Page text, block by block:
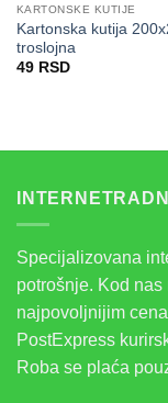
KARTONSKE KUTIJE
Kartonska kutija
troslojna
49 RSD
Specijalizovana
potrošnje. Kod
najpovoljnijim
PostExpress
Roba se plaća